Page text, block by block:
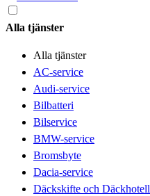
Alla tjänster
Alla tjänster
AC-service
Audi-service
Bilbatteri
Bilservice
BMW-service
Bromsbyte
Dacia-service
Däckskifte och Däckhotell